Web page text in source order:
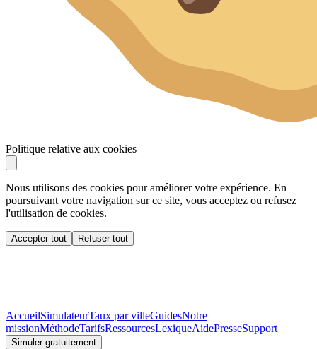
Politique relative aux cookies
Nous utilisons des cookies pour améliorer votre expérience. En
poursuivant votre navigation sur ce site, vous acceptez ou refusez
l'utilisation de cookies.
Accepter tout Refuser tout
AccueilSimulateurTaux par villeGuidesNotre
missionMéthodeTarifsRessourcesLexiqueAidePresseSupport
Simuler gratuitement